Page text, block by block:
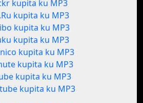
kupita ku MP3
kupita ku MP3
kupita ku MP3
kupita ku MP3
kupita ku MP3
kupita ku MP3
kupita ku MP3
kupita ku MP3